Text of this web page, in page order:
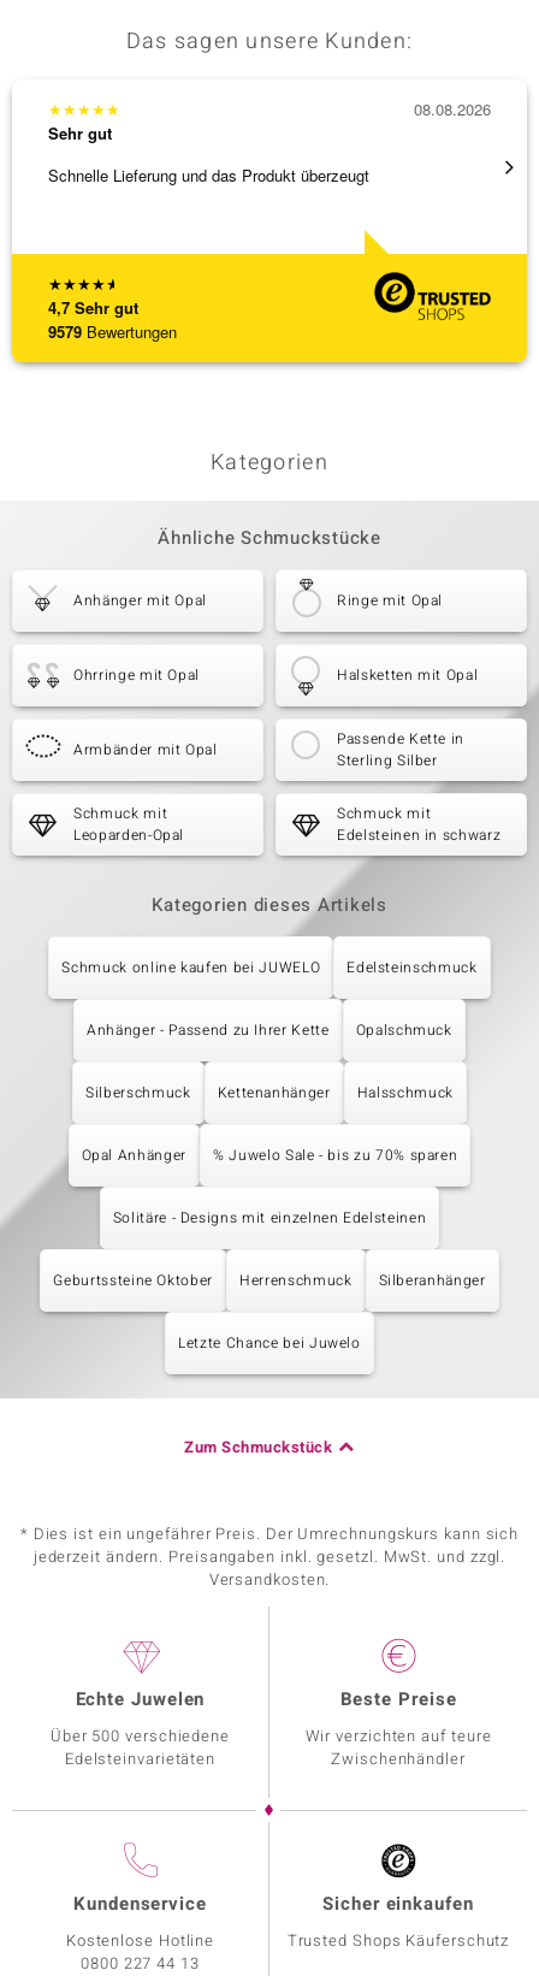
Das sagen unsere Kunden:
★★★★★
4,7 Sehr gut
9579 Bewertungen
★★★★★
Sehr gut
Schnelle Lieferung und das Produkt überzeugt
08.08.2026
Kategorien
Ähnliche Schmuckstücke
Anhänger mit Opal Ringe mit Opal
Ohrringe mit Opal Halsketten mit Opal
Armbänder mit Opal
Passende Kette in
Sterling Silber
Schmuck mit
Leoparden-Opal
Schmuck mit
Edelsteinen in schwarz
Kategorien dieses Artikels
Schmuck online kaufen bei JUWELO Edelsteinschmuck
Anhänger - Passend zu Ihrer Kette Opalschmuck
Silberschmuck Kettenanhänger Halsschmuck
Opal Anhänger % Juwelo Sale - bis zu 70% sparen
Solitäre - Designs mit einzelnen Edelsteinen
Geburtssteine Oktober Herrenschmuck Silberanhänger
Letzte Chance bei Juwelo
Zum Schmuckstück
* Dies ist ein ungefährer Preis. Der Umrechnungskurs kann sich
jederzeit ändern. Preisangaben inkl. gesetzl. MwSt. und zzgl.
Versandkosten.
Echte Juwelen
Über 500 verschiedene
Edelsteinvarietäten
Beste Preise
Wir verzichten auf teure
Zwischenhändler
Kundenservice
Kostenlose Hotline
0800 227 44 13
Sicher einkaufen
Trusted Shops Käuferschutz